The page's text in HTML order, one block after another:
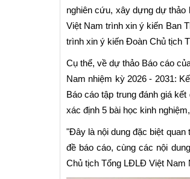
nghiên cứu, xây dựng dự thảo
Việt Nam trình xin ý kiến Ban
trình xin ý kiến Đoàn Chủ tịch
Cụ thể, về dự thảo Báo cáo
Nam nhiệm kỳ 2026 - 2031:
Báo cáo tập trung đánh giá
xác định 5 bài học kinh
"Đây là nội dung đặc biệt quan
đề báo cáo, cùng các nội
Chủ tịch Tổng LĐLĐ Việt Nam